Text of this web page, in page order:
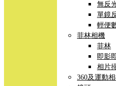
無反
單鏡
輕便
菲林相機
菲林
即影
相片
360及運動